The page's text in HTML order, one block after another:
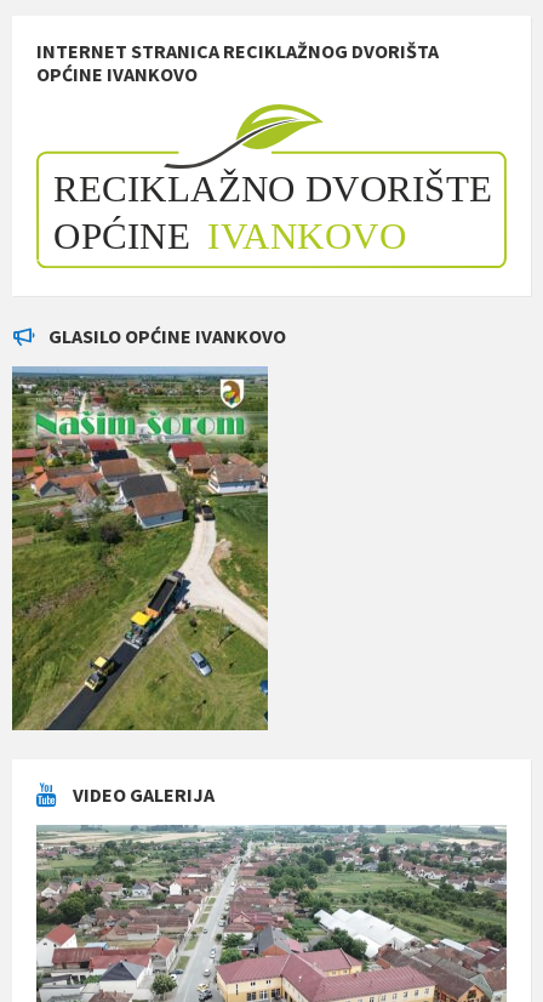
INTERNET STRANICA RECIKLAŽNOG DVORIŠTA
OPĆINE IVANKOVO
GLASILO OPĆINE IVANKOVO
VIDEO GALERIJA